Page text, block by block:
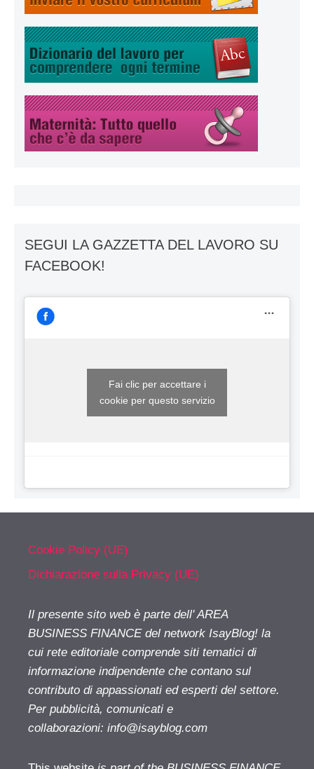
SEGUI LA GAZZETTA DEL LAVORO SU
FACEBOOK!
Fai clic per accettare i
cookie per questo servizio
Cookie Policy (UE)
Dichiarazione sulla Privacy (UE)
Il presente sito web è parte dell' AREA
BUSINESS FINANCE del network IsayBlog! la
cui rete editoriale comprende siti tematici di
informazione indipendente che contano sul
contributo di appassionati ed esperti del settore.
Per pubblicità, comunicati e
collaborazioni: info@isayblog.com